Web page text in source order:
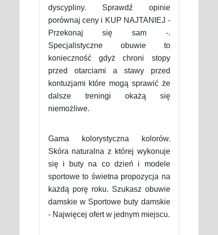
dyscypliny. Sprawdź opinie
porównaj ceny i KUP NAJTANIEJ -
Przekonaj się sam -.
Specjalistyczne obuwie to
konieczność gdyż chroni stopy
przed otarciami a stawy przed
kontuzjami które mogą sprawić że
dalsze treningi okażą się
niemożliwe.
Gama kolorystyczna kolorów.
Skóra naturalna z której wykonuje
się i buty na co dzień i modele
sportowe to świetna propozycja na
każdą porę roku. Szukasz obuwie
damskie w Sportowe buty damskie
- Najwięcej ofert w jednym miejscu.